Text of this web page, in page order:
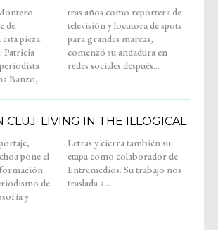
de
pieza.
Banzo,
de
redes sociales después...
CLUJ: LIVING IN THE ILLOGICAL
pone el
de
y
su
de
nos
traslada a...